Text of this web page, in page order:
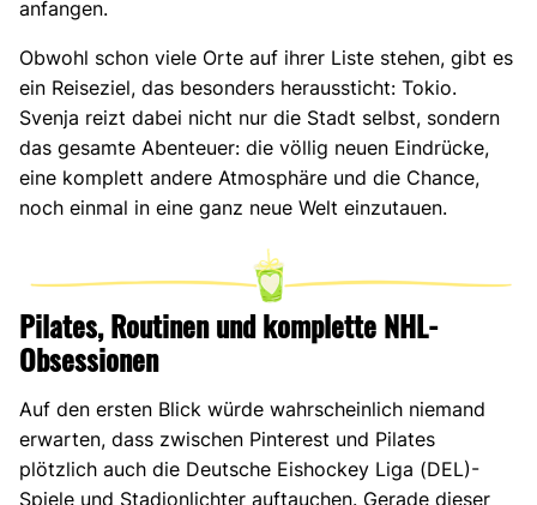
anfangen.
Obwohl schon viele Orte auf ihrer Liste stehen, gibt es
ein Reiseziel, das besonders heraussticht: Tokio.
Svenja reizt dabei nicht nur die Stadt selbst, sondern
das gesamte Abenteuer: die völlig neuen Eindrücke,
eine komplett andere Atmosphäre und die Chance,
noch einmal in eine ganz neue Welt einzutauen.
Pilates, Routinen und komplette NHL-
Obsessionen
Auf den ersten Blick würde wahrscheinlich niemand
erwarten, dass zwischen Pinterest und Pilates
plötzlich auch die Deutsche Eishockey Liga (DEL)-
Spiele und Stadionlichter auftauchen. Gerade dieser